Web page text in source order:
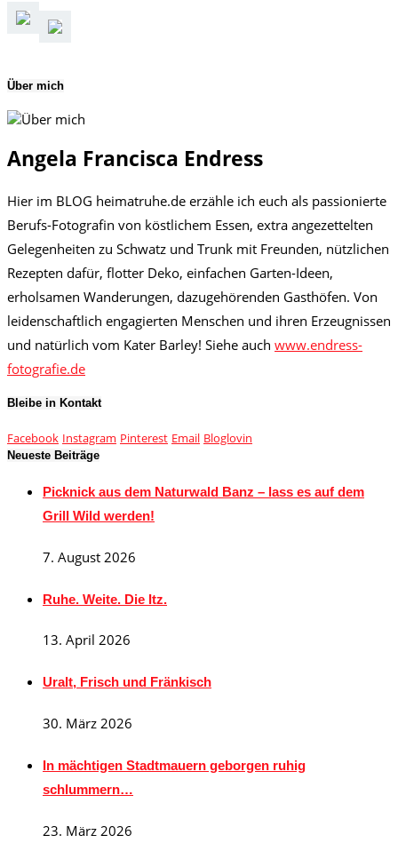
Über mich
Angela Francisca Endress
Hier im BLOG heimatruhe.de erzähle ich euch als passionierte
Berufs-Fotografin von köstlichem Essen, extra angezettelten
Gelegenheiten zu Schwatz und Trunk mit Freunden, nützlichen
Rezepten dafür, flotter Deko, einfachen Garten-Ideen,
erholsamen Wanderungen, dazugehörenden Gasthöfen. Von
leidenschaftlich engagierten Menschen und ihren Erzeugnissen
und natürlich vom Kater Barley! Siehe auch www.endress-
fotografie.de
Bleibe in Kontakt
Facebook Instagram Pinterest Email Bloglovin
Neueste Beiträge
Picknick aus dem Naturwald Banz – lass es auf dem
Grill Wild werden!
7. August 2026
Ruhe. Weite. Die Itz.
13. April 2026
Uralt, Frisch und Fränkisch
30. März 2026
In mächtigen Stadtmauern geborgen ruhig
schlummern…
23. März 2026